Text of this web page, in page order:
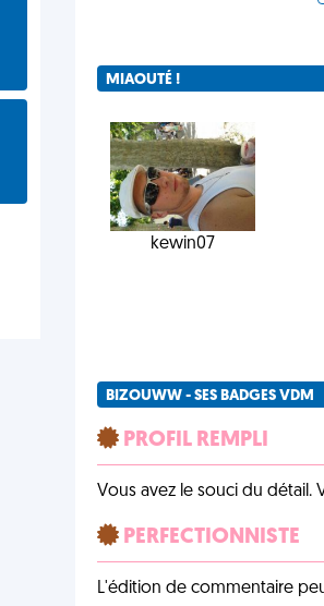
MIAOUTÉ !
kewin07
BIZOUWW - SES BADGES VDM
PROFIL REMPLI
Vous avez le souci du détail.
PERFECTIONNISTE
L'édition de commentaire